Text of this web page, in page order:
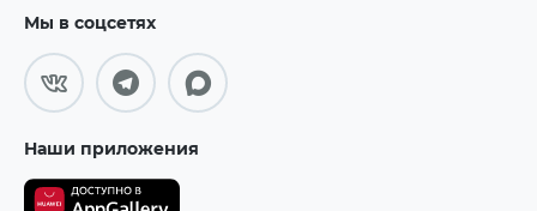
Мы в соцсетях
Наши приложения